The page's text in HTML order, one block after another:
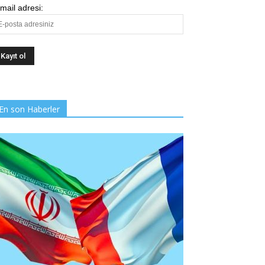
adresi:
son Haberler